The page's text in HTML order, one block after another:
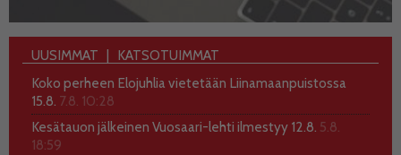
UUSIMMAT
KATSOTUIMMAT
Koko perheen Elojuhlia vietetään Liinamaanpuistossa
15.8. 7.8. 10:28
Kesätauon jälkeinen Vuosaari-lehti ilmestyy 12.8. 5.8.
18:59